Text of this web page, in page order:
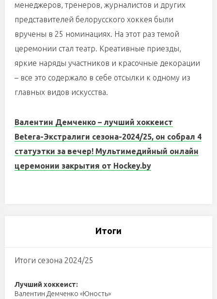
менеджеров, тренеров, журналистов и других
представителей белорусского хоккея были
вручены в 25 номинациях. На этот раз темой
церемонии стал театр. Креативные приезды,
яркие наряды участников и красочные декорации
– все это содержало в себе отсылки к одному из
главных видов искусства.
Валентин Демченко – лучший хоккеист
Betera-Экстралиги сезона-2024/25, он собрал 4
статуэтки за вечер! Мультимедийный онлайн
церемонии закрытия от Hockey.by
Итоги
Итоги сезона 2024/25
Лучший хоккеист:
Валентин Демченко «Юность»